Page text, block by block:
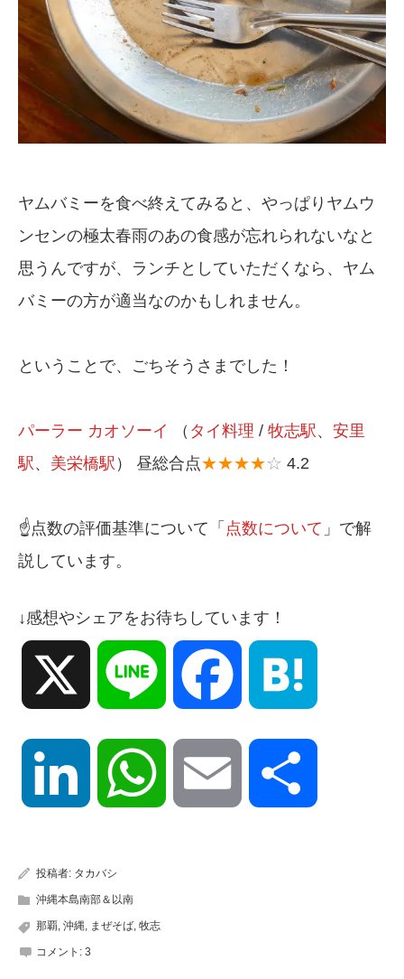
ヤムバミーを食べ終えてみると、やっぱりヤムウ
ンセンの極太春雨のあの食感が忘れられないなと
思うんですが、ランチとしていただくなら、ヤム
バミーの方が適当なのかもしれません。
ということで、ごちそうさまでした！
パーラー カオソーイ （ タイ料理 / 牧志駅 、 安里
駅 、 美栄橋駅 ） 昼総合点★★★★☆ 4.2
☝️点数の評価基準について「 点数について 」で解
説しています。
↓感想やシェアをお待ちしています！
Line Facebook
LinkedIn WhatsApp Email
投稿者: タカバシ
沖縄本島南部＆以南
那覇 沖縄 まぜそば 牧志
コメント: 3